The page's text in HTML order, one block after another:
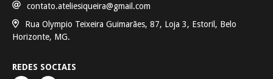
contato.ateliesiqueira@gmail.com
Rua Olympio Teixeira Guimarães, 87, Loja 3, Estoril, Belo
Horizonte, MG.
REDES SOCIAIS